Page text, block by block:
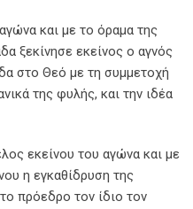
και με το όραμα της
ξεκίνησε εκείνος ο αγνός
στο Θεό με τη συμμετοχή
της φυλής, και την ιδέα
εκείνου του αγώνα και με
η εγκαθίδρυση της
πρόεδρο τον ίδιο τον